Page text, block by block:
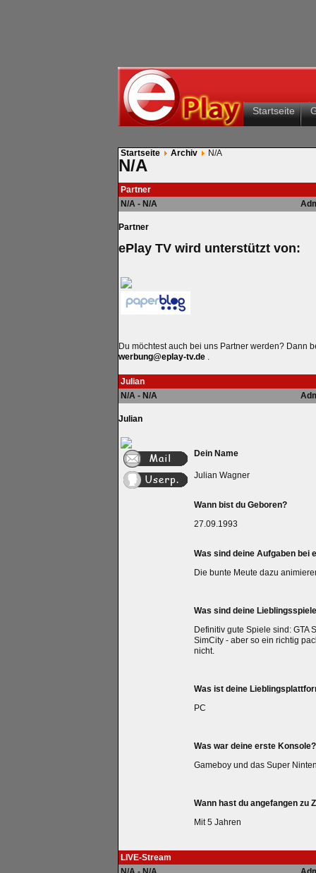
Startseite
Startseite Archiv N/A
N/A
Partner
N/A - N/A
Partner
ePlay TV wird unterstützt von:
Du möchtest auch bei uns Partner werden? Dann
werbung@eplay-tv.de .
Julian
N/A - N/A
Julian
Dein Name
Julian Wagner
Wann bist du Geboren?
27.09.1993
Was sind deine Aufgaben bei
Die bunte Meute dazu
Was sind deine
Definitiv gute Spiele sind: GTA
SimCity - aber so ein richtig
nicht.
Was ist deine
PC
Was war deine erste Konsole?
Gameboy und das Super
Wann hast du angefangen zu
Mit 5 Jahren
LIVE-Stream